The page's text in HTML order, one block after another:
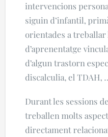
intervencions
siguin d’infantil,
orientades a
d’aprenentatge
d’algun trastorn
discalculia, el TDAH,
Durant les sessions
treballen molts
directament